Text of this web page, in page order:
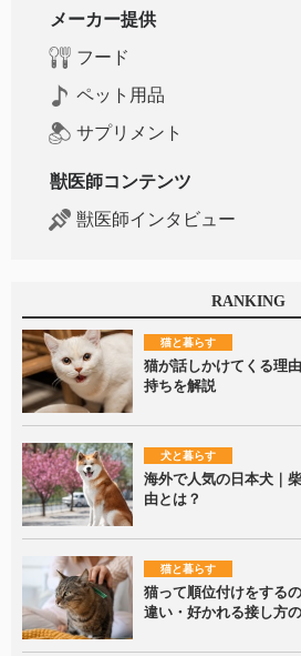
メーカー提供
フード
ペット用品
サプリメント
獣医師コンテンツ
獣医師インタビュー
RANKING
猫と暮らす
猫が話しかけてくる理
持ちを解説
犬と暮らす
海外で人気の日本犬｜
由とは？
猫と暮らす
猫って順位付けをする
違い・好かれる接し方